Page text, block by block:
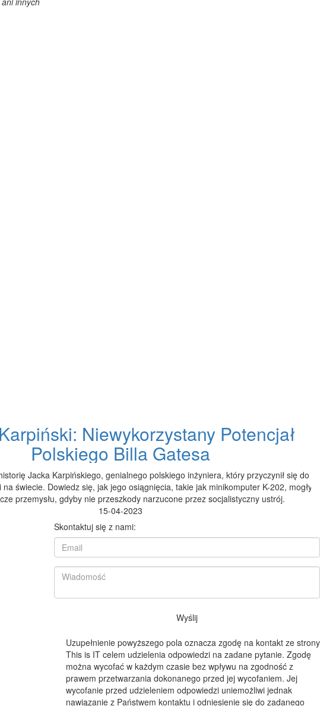
Niewykorzystany Potencjał
Polskiego Billa Gatesa
Jacka Karpińskiego, genialnego polskiego inżyniera, który przyczynił się do
świecie. Dowiedz się, jak jego osiągnięcia, takie jak minikomputer K-202, mogły
przemysłu, gdyby nie przeszkody narzucone przez socjalistyczny ustrój.
15-04-2023
Skontaktuj się z nami:
Wyślij
Uzupełnienie powyższego pola oznacza zgodę na kontakt ze strony
This is IT celem udzielenia odpowiedzi na zadane pytanie. Zgodę
można wycofać w każdym czasie bez wpływu na zgodność z
prawem przetwarzania dokonanego przed jej wycofaniem. Jej
wycofanie przed udzieleniem odpowiedzi uniemożliwi jednak
nawiązanie z Państwem kontaktu i odniesienie się do zadanego